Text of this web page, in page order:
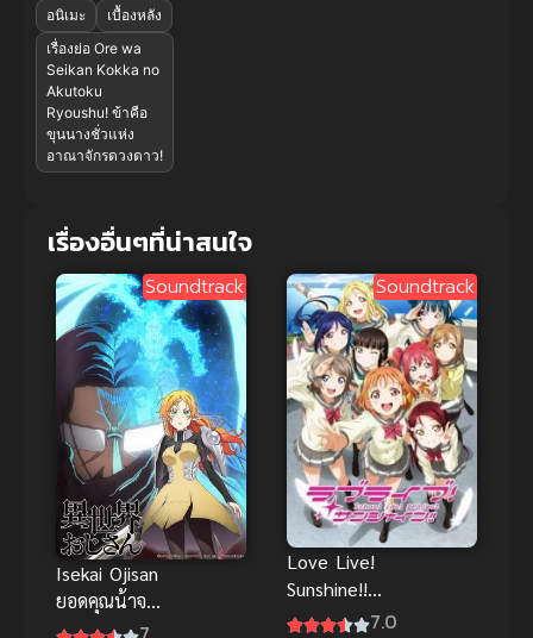
อนิเมะ
เบื้องหลัง
เรื่องย่อ Ore wa
Seikan Kokka no
Akutoku
Ryoushu! ข้าคือ
ขุนนางชั่วแห่ง
อาณาจักรดวงดาว!
เรื่องอื่นๆที่น่าสนใจ
Soundtrack
Isekai Ojisan
ยอดคุณน้าจาก
ต่างโลก ภาค
Soundtrack
Love Live!
Sunshine!!
เลิฟไลฟ์! ซัน
7.0